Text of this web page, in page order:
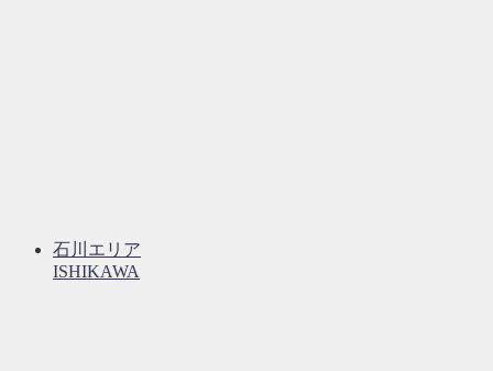
石川エリア
ISHIKAWA